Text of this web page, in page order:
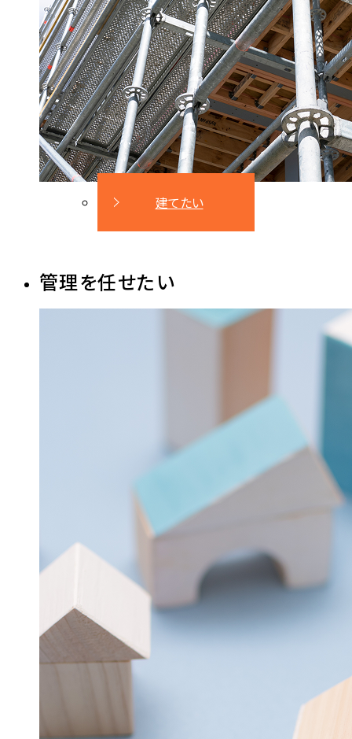
建てたい
管理を任せたい